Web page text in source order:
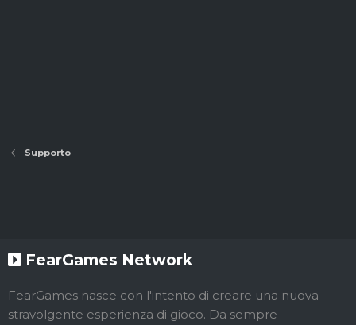
Supporto
FearGames Network
FearGames nasce con l'intento di creare una nuova
stravolgente esperienza di gioco. Da sempre